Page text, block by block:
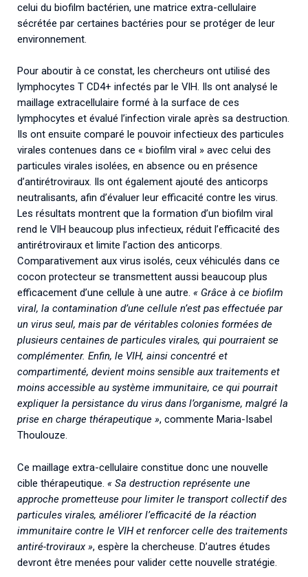
celui du biofilm bactérien, une matrice extra-cellulaire
sécrétée par certaines bactéries pour se protéger de leur
environnement.
Pour aboutir à ce constat, les chercheurs ont utilisé des
lymphocytes T CD4+ infectés par le VIH. Ils ont analysé le
maillage extracellulaire formé à la surface de ces
lymphocytes et évalué l’infection virale après sa destruction.
Ils ont ensuite comparé le pouvoir infectieux des particules
virales contenues dans ce « biofilm viral » avec celui des
particules virales isolées, en absence ou en présence
d’antirétroviraux. Ils ont également ajouté des anticorps
neutralisants, afin d’évaluer leur efficacité contre les virus.
Les résultats montrent que la formation d’un biofilm viral
rend le VIH beaucoup plus infectieux, réduit l’efficacité des
antirétroviraux et limite l’action des anticorps.
Comparativement aux virus isolés, ceux véhiculés dans ce
cocon protecteur se transmettent aussi beaucoup plus
efficacement d’une cellule à une autre. « Grâce à ce biofilm
viral, la contamination d’une cellule n’est pas effectuée par
un virus seul, mais par de véritables colonies formées de
plusieurs centaines de particules virales, qui pourraient se
complémenter. Enfin, le VIH, ainsi concentré et
compartimenté, devient moins sensible aux traitements et
moins accessible au système immunitaire, ce qui pourrait
expliquer la persistance du virus dans l’organisme, malgré la
prise en charge thérapeutique », commente Maria-Isabel
Thoulouze.
Ce maillage extra-cellulaire constitue donc une nouvelle
cible thérapeutique. « Sa destruction représente une
approche prometteuse pour limiter le transport collectif des
particules virales, améliorer l’efficacité de la réaction
immunitaire contre le VIH et renforcer celle des traitements
antiré-troviraux », espère la chercheuse. D’autres études
devront être menées pour valider cette nouvelle stratégie.